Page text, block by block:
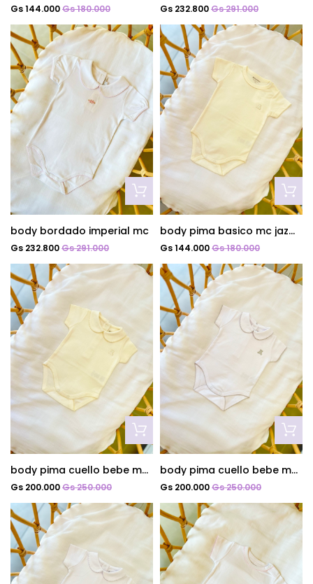
Gs 144.000Gs 180.000 Gs 232.800Gs 291.000
body bordado imperial mc
Gs 232.800Gs 291.000
body pima basico mc jazmin
Gs 144.000Gs 180.000
body pima cuello bebe mc jazmin
Gs 200.000Gs 250.000
body pima cuello bebe mc bl/gris
Gs 200.000Gs 250.000